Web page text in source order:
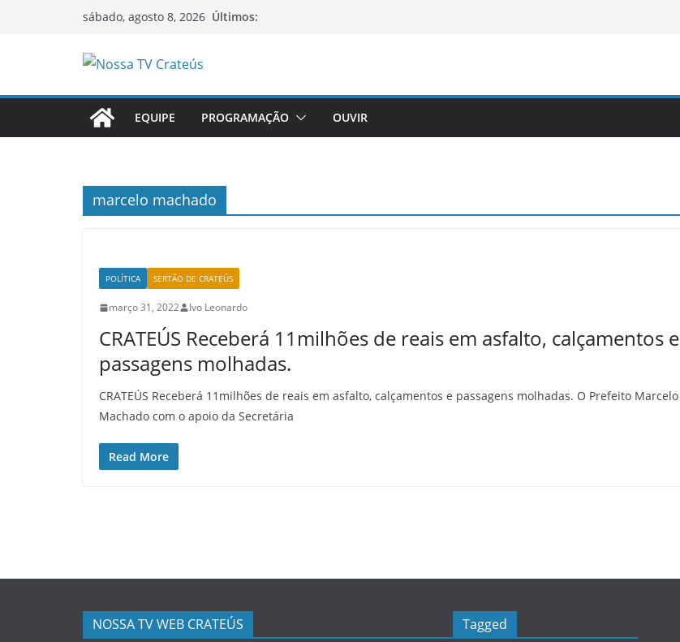
sábado, agosto 8, 2026 Últimos:
p
o
a
l
t
EQUIPE PROGRAMAÇÃO OUVIR
marcelo machado
POLÍTICA SERTÃO DE CRATEÚS
março 31, 2022 Ivo Leonardo
CRATEÚS Receberá 11milhões de reais em asfalto, calçamentos e
passagens molhadas.
CRATEÚS Receberá 11milhões de reais em asfalto, calçamentos e passagens molhadas. O Prefeito Marcelo
Machado com o apoio da Secretária
Read More
NOSSA TV WEB CRATEÚS Tagged